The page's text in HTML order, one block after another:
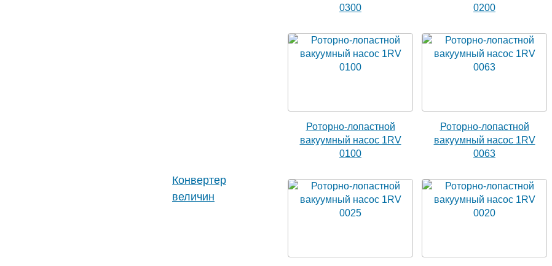
Конвертер
величин
0300
0200
Роторно-лопастной
вакуумный насос 1RV
0100
Роторно-лопастной
вакуумный насос 1RV
0063